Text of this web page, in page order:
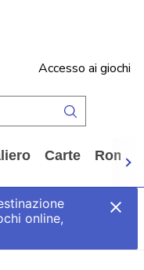
Accesso ai giochi
Carte
online,